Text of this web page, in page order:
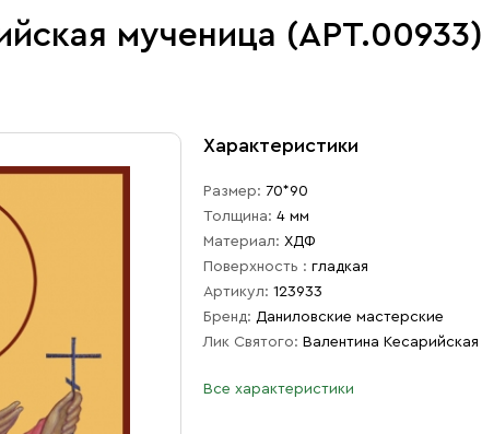
мученица (АРТ.00933)
Характеристики
Размер: 70*90
Толщина: 4 мм
Материал: ХДФ
Поверхность : гладкая
Артикул: 123933
Бренд: Даниловские мастерские
Лик Святого: Валентина Кесарийская
Все характеристики